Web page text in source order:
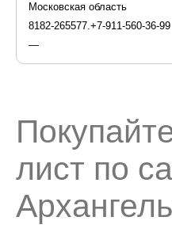
Московская область
8182-265577.+7-911-560-36-99
—
лист по